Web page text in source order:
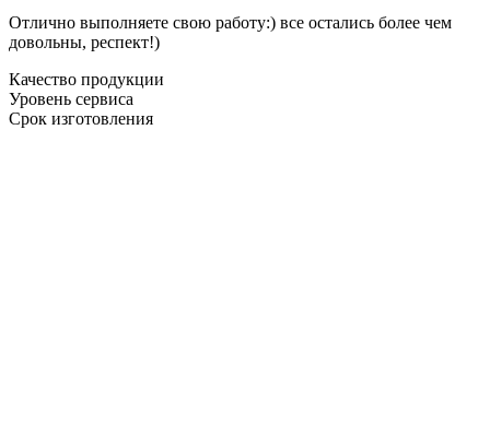
Отлично выполняете свою работу:) все остались более чем
довольны, респект!)
Качество продукции
Уровень сервиса
Срок изготовления